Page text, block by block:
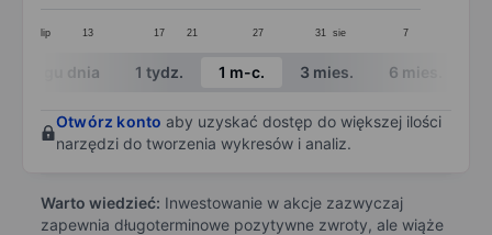
lip 13 17 21 27 31 sie 7
End of interactive chart.
W ciągu dnia 1 tydz. 1 m-c. 3 mies. 6 mies.
Otwórz konto aby uzyskać dostęp do większej ilości
narzędzi do tworzenia wykresów i analiz.
Warto wiedzieć: Inwestowanie w akcje zazwyczaj
zapewnia długoterminowe pozytywne zwroty, ale wiąże